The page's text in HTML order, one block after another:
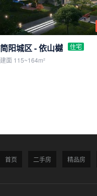
简阳城区 - 依山樾
住宅
建面 115~164m²
首页 二手房 精品房